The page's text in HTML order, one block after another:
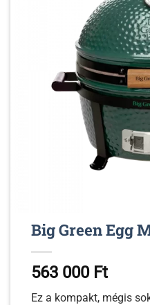
Big Green Egg
563 000 Ft
Ez a kompakt, mégis